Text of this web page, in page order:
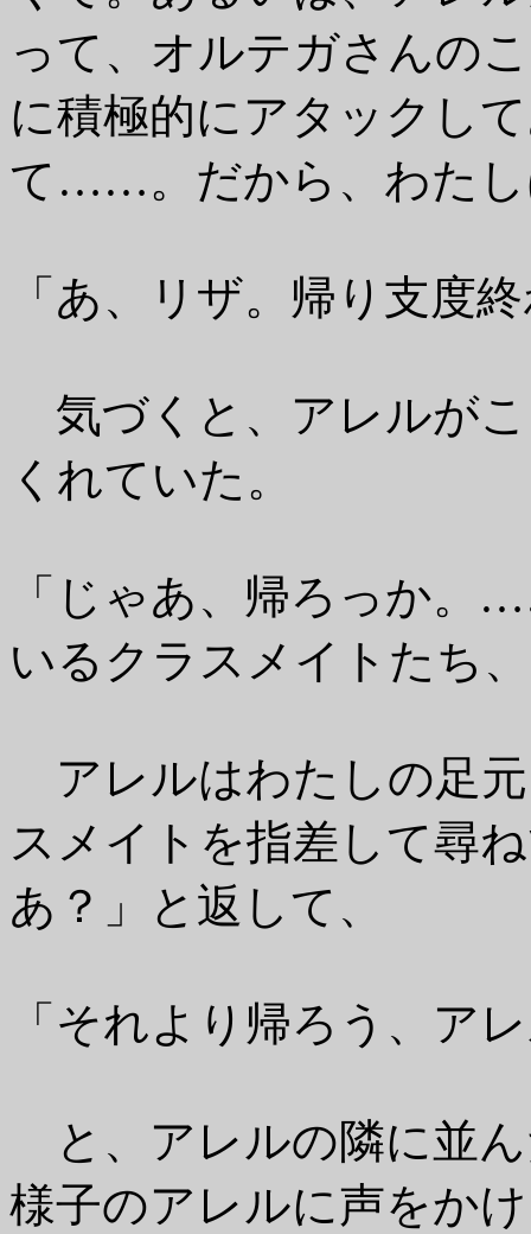
って、オルテガさんの
に積極的にアタックし
て……。だから、わた
「あ、リザ。帰り支度
気づくと、アレルが
くれていた。
「じゃあ、帰ろっか
いるクラスメイトたち
アレルはわたしの足
スメイトを指差して尋
あ？」と返して、
「それより帰ろう、ア
と、アレルの隣に並
様子のアレルに声をか